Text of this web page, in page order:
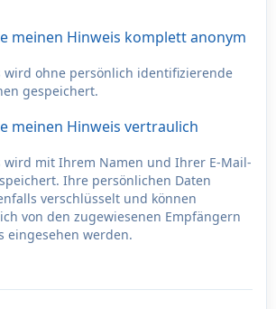
meinen Hinweis komplett anonym
wird ohne persönlich identifizierende
gespeichert.
meinen Hinweis vertraulich
wird mit Ihrem Namen und Ihrer E-Mail-
Ihre persönlichen Daten
verschlüsselt und können
von den zugewiesenen Empfängern
eingesehen werden.